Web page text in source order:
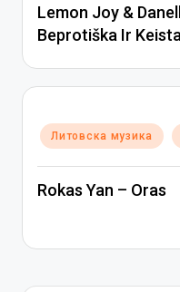
Lemon Joy &
Beprotiška Ir
Posted
in
Литовска музика
Rokas Yan – Oras